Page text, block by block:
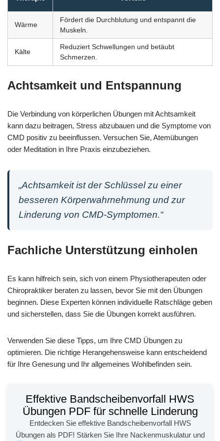
Wärme
Fördert die Durchblutung und entspannt die
Muskeln.
Kälte
Reduziert Schwellungen und betäubt
Schmerzen.
Achtsamkeit und Entspannung
Die Verbindung von körperlichen Übungen mit Achtsamkeit
kann dazu beitragen, Stress abzubauen und die Symptome von
CMD positiv zu beeinflussen. Versuchen Sie, Atemübungen
oder Meditation in Ihre Praxis einzubeziehen.
„Achtsamkeit ist der Schlüssel zu einer
besseren Körperwahrnehmung und zur
Linderung von CMD-Symptomen.“
Fachliche Unterstützung einholen
Es kann hilfreich sein, sich von einem Physiotherapeuten oder
Chiropraktiker beraten zu lassen, bevor Sie mit den Übungen
beginnen. Diese Experten können individuelle Ratschläge geben
und sicherstellen, dass Sie die Übungen korrekt ausführen.
Verwenden Sie diese Tipps, um Ihre CMD Übungen zu
optimieren. Die richtige Herangehensweise kann entscheidend
für Ihre Genesung und Ihr allgemeines Wohlbefinden sein.
Effektive Bandscheibenvorfall HWS
Übungen PDF für schnelle Linderung
Entdecken Sie effektive Bandscheibenvorfall HWS
Übungen als PDF! Stärken Sie Ihre Nackenmuskulatur und